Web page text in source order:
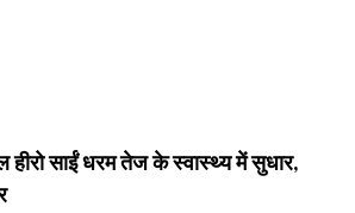
हीरो साईं धरम तेज के स्वास्थ्य में सुधार,